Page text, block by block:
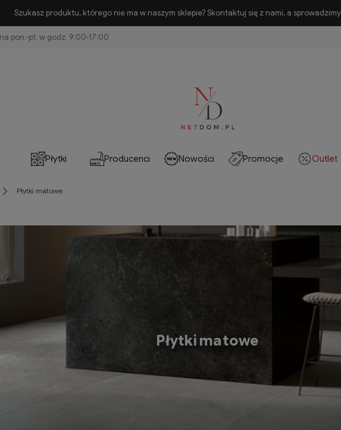
Szukasz produktu, którego nie ma w naszym sklepie? Skontaktuj się z nami, a
Płytki Producenci Nowości Promocje Outlet
Płytki matowe
Płytki matowe